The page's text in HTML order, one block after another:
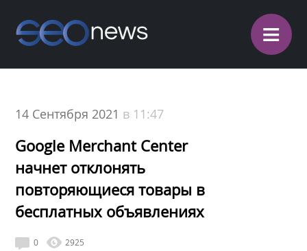
≡
14 Сентября 2021 в 11:47
Google Merchant Center
начнет отклонять
повторяющиеся товары в
бесплатных объявлениях
0 2925